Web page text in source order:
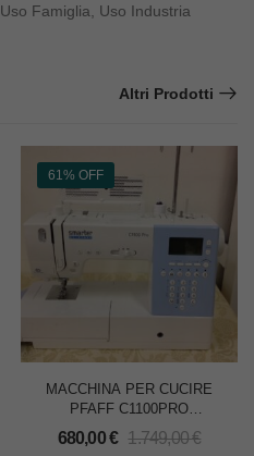
Uso Famiglia, Uso Industria
Altri Prodotti
61% OFF
MACCHINA PER CUCIRE
PFAFF C1100PRO
SMARTER
680,00€ 1.749,00€